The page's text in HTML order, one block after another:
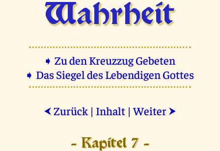
Wahrheit
➧ Zu den Kreuzzug Gebeten
➧ Das Siegel des Lebendigen Gottes
⮜ Zurück | Inhalt |Weiter ⮞
- Kapitel 7 -